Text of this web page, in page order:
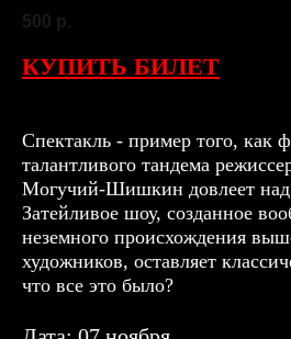
500 р.
КУПИТЬ БИЛЕТ
Спектакль - пример того, как
талантливого тандема
Могучий-Шишкин довлеет над
Затейливое шоу, созданное
неземного происхождения
художников, оставляет
что все это было?